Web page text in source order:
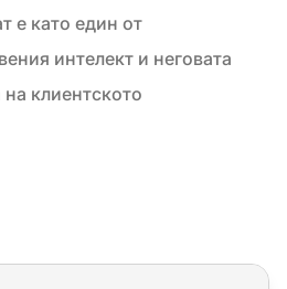
е като един от
интелект и неговата
клиентското
Игра, която променя